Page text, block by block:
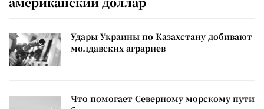
Удары Украины по Казахстану добивают
молдавских аграриев
Что помогает Северному морскому пути